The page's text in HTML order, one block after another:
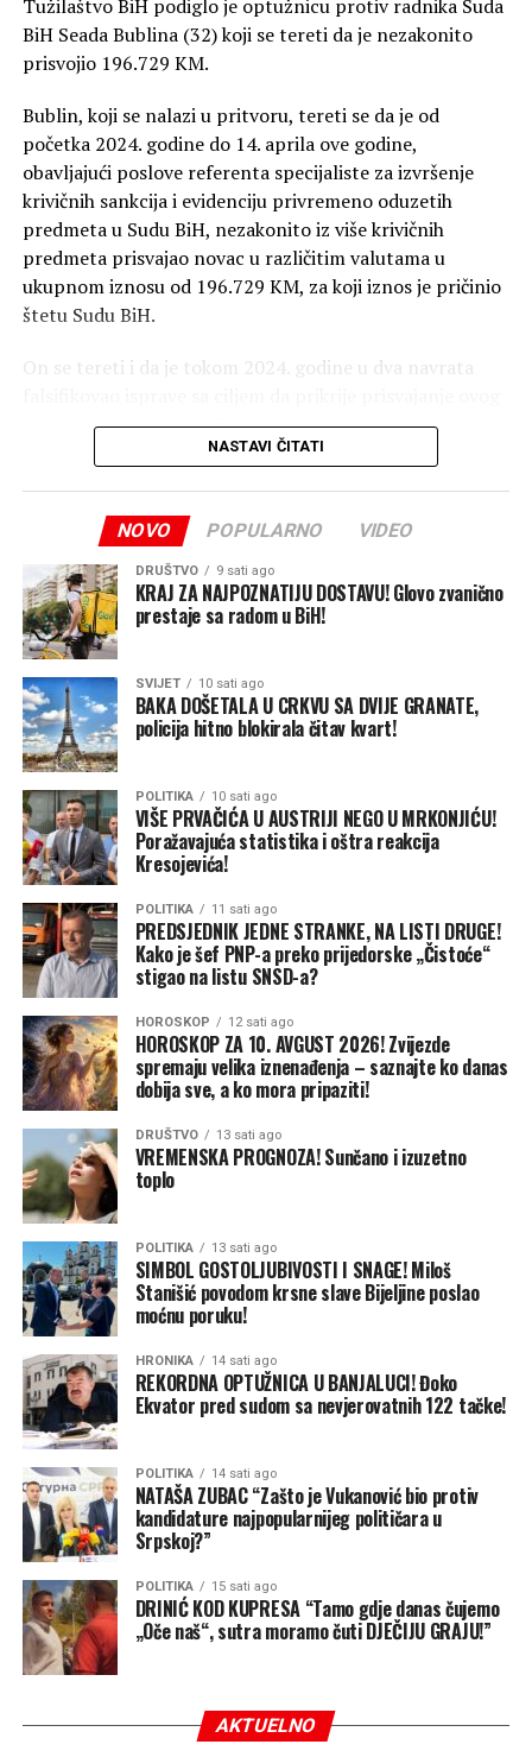
Tužilaštvo BiH podiglo je optužnicu protiv radnika Suda
BiH Seada Bublina (32) koji se tereti da je nezakonito
prisvojio 196.729 KM.
Bublin, koji se nalazi u pritvoru, tereti se da je od
početka 2024. godine do 14. aprila ove godine,
obavljajući poslove referenta specijaliste za izvršenje
krivičnih sankcija i evidenciju privremeno oduzetih
predmeta u Sudu BiH, nezakonito iz više krivičnih
predmeta prisvajao novac u različitim valutama u
ukupnom iznosu od 196.729 KM, za koji iznos je pričinio
štetu Sudu BiH.
On se tereti i da je tokom 2024. godine u dva navrata
novca, saopšteno je iz Tužilaštva BiH.
NASTAVI ČITATI
NOVO POPULARNO VIDEO
DRUŠTVO 9 sati ago
KRAJ ZA NAJPOZNATIJU DOSTAVU! Glovo zvanično
prestaje sa radom u BiH!
SVIJET 10 sati ago
BAKA DOŠETALA U CRKVU SA DVIJE GRANATE,
policija hitno blokirala čitav kvart!
POLITIKA 10 sati ago
VIŠE PRVAČIĆA U AUSTRIJI NEGO U MRKONJIĆU!
Poražavajuća statistika i oštra reakcija
Kresojevića!
POLITIKA 11 sati ago
PREDSJEDNIK JEDNE STRANKE, NA LISTI DRUGE!
Kako je šef PNP-a preko prijedorske „Čistoće“
stigao na listu SNSD-a?
HOROSKOP 12 sati ago
HOROSKOP ZA 10. AVGUST 2026! Zvijezde
spremaju velika iznenađenja – saznajte ko danas
dobija sve, a ko mora pripaziti!
DRUŠTVO 13 sati ago
VREMENSKA PROGNOZA! Sunčano i izuzetno
toplo
POLITIKA 13 sati ago
SIMBOL GOSTOLJUBIVOSTI I SNAGE! Miloš
Stanišić povodom krsne slave Bijeljine poslao
moćnu poruku!
HRONIKA 14 sati ago
REKORDNA OPTUŽNICA U BANJALUCI! Đoko
Ekvator pred sudom sa nevjerovatnih 122 tačke!
POLITIKA 14 sati ago
NATAŠA ZUBAC “Zašto je Vukanović bio protiv
kandidature najpopularnijeg političara u
Srpskoj?”
POLITIKA 15 sati ago
DRINIĆ KOD KUPRESA “Tamo gdje danas čujemo
„Oče naš“, sutra moramo čuti DJEČIJU GRAJU!”
AKTUELNO